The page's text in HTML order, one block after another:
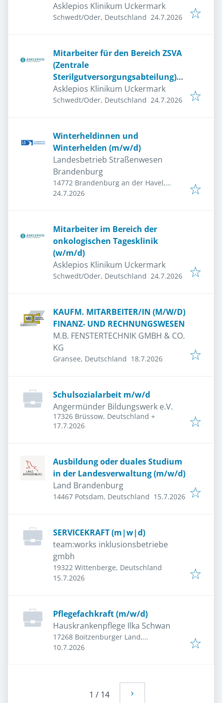
Asklepios Klinikum Uckermark
Schwedt/Oder, Deutschland Veröffentlicht:
24.7.2026
Mitarbeiter für den Bereich ZSVA
(Zentrale
Sterilgutversorgungsabteilung)
(w/m/d)
Asklepios Klinikum Uckermark
Schwedt/Oder, Deutschland Veröffentlicht:
24.7.2026
Winterheldinnen und
Winterhelden (m/w/d)
Landesbetrieb Straßenwesen
Brandenburg
14772 Brandenburg an der Havel,
Deutschland
Veröffentlicht
24.7.2026
Mitarbeiter im Bereich der
onkologischen Tagesklinik
(w/m/d)
Asklepios Klinikum Uckermark
Schwedt/Oder, Deutschland Veröffentlicht:
24.7.2026
KAUFM. MITARBEITER/IN (M/W/D)
FINANZ- UND RECHNUNGSWESEN
M.B. FENSTERTECHNIK GMBH & CO.
KG
Gransee, Deutschland Veröffentlicht
18.7.2026
Schulsozialarbeit m/w/d
Angermünder Bildungswerk e.V.
17326 Brüssow, Deutschland +
Veröffentlicht
17.7.2026
Ausbildung oder duales Studium
in der Landesverwaltung (m/w/d)
Land Brandenburg
14467 Potsdam, Deutschland Veröffentlicht:
15.7.2026
SERVICEKRAFT (m|w|d)
team:works inklusionsbetriebe
gmbh
19322 Wittenberge, Deutschland
Veröffentlicht
15.7.2026
Pflegefachkraft (m/w/d)
Hauskrankenpflege Ilka Schwan
17268 Boitzenburger Land,
Deutschland
Veröffentlicht
10.7.2026
1 / 14